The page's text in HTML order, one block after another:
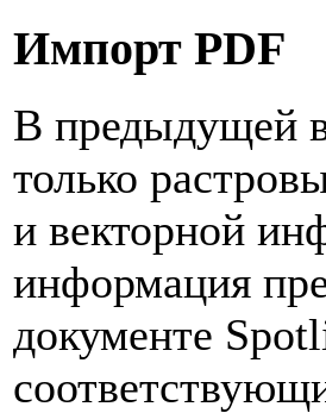
Импорт PDF
В предыдущей
только
и векторной
информация
документе